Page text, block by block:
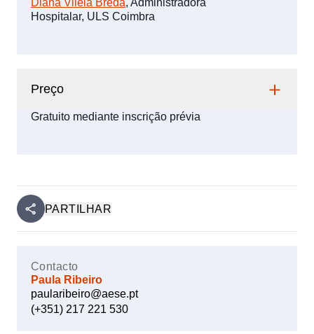
PARTILHAR
Contacto
Paula Ribeiro
paularibeiro@aese.pt
(+351) 217 221 530
Diana Vilela Breda, Administradora
Hospitalar, ULS Coimbra
Preço
Gratuito mediante inscrição prévia